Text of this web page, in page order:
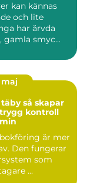
kan kännas
och lite
har ärvda
gamla smyc...
maj
skapar
kontroll
är mer
Den fungerar
som
...